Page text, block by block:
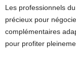
Les professionnels
précieux pour
complémentaires
pour profiter